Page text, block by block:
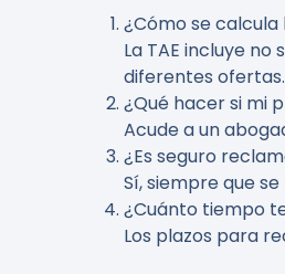
¿Cómo se calcula
La TAE incluye
diferentes ofertas.
¿Qué hacer si mi
Acude a un
¿Es seguro
Sí, siempre que
¿Cuánto tiempo
Los plazos para